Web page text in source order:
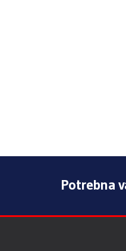
Potrebna